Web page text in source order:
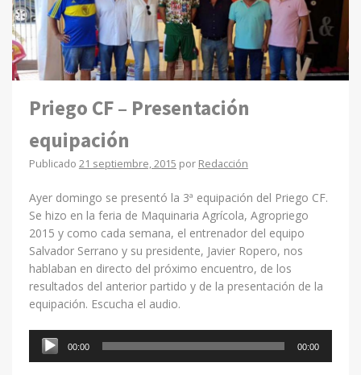
Priego CF – Presentación
equipación
Publicado 21 septiembre, 2015 por Redacción
Ayer domingo se presentó la 3ª equipación del Priego CF.
Se hizo en la feria de Maquinaria Agrícola, Agropriego
2015 y como cada semana, el entrenador del equipo
Salvador Serrano y su presidente, Javier Ropero, nos
hablaban en directo del próximo encuentro, de los
resultados del anterior partido y de la presentación de la
equipación. Escucha el audio.
Reproductor
00:00 00:00